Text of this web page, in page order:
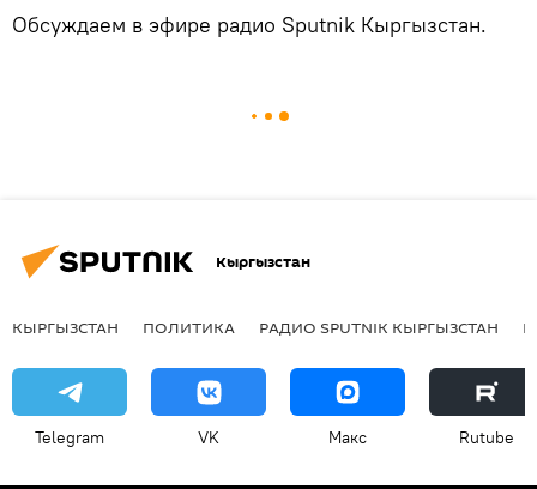
Обсуждаем в эфире радио Sputnik Кыргызстан.
Кыргызстан
КЫРГЫЗСТАН ПОЛИТИКА РАДИО SPUTNIK КЫРГЫЗСТАН
Telegram VK Макс Rutube